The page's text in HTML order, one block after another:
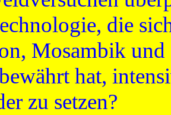
die
Mosambik und
hat,
zu setzen?